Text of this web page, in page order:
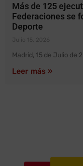
Más de 125
Federaciones se
Deporte
Madrid, 15 de Julio de
Leer más »